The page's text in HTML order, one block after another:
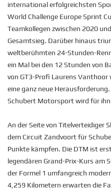
international erfolgreichsten
World Challenge Europe Sprint
Teamkollegen zwischen 2020
Gesamtsieg. Darüber hinaus
weltberühmten 24-Stunden-
ein Mal bei den 12 Stunden von
von GT3-Profi Laurens
eine ganz neue
Schubert Motorsport wird für
An der Seite von Titelverteidiger
dem Circuit Zandvoort für
Punkte kämpfen. Die DTM ist
legendären Grand-Prix-Kurs am
der Formel 1 umfangreich
4,259 Kilometern erwarten die